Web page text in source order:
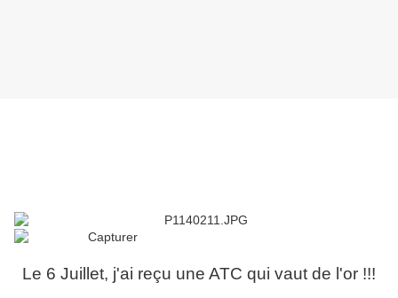
Le 6 Juillet, j'ai reçu une ATC qui vaut de l'or !!!